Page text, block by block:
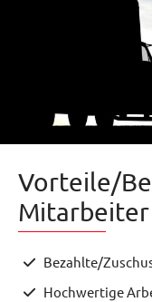
Vorteile/
Mitarbeiter
Bezahlte/
Hochwertige